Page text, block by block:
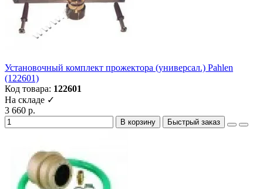
Установочный комплект прожектора (универсал.) Pahlen
(122601)
Код товара: 122601
На складе ✓
3 660 р.
В корзину Быстрый заказ